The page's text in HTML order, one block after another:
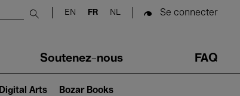
Submit search
EN FR NL Se connecter
Soutenez-nous FAQ
Digital Arts Bozar Books